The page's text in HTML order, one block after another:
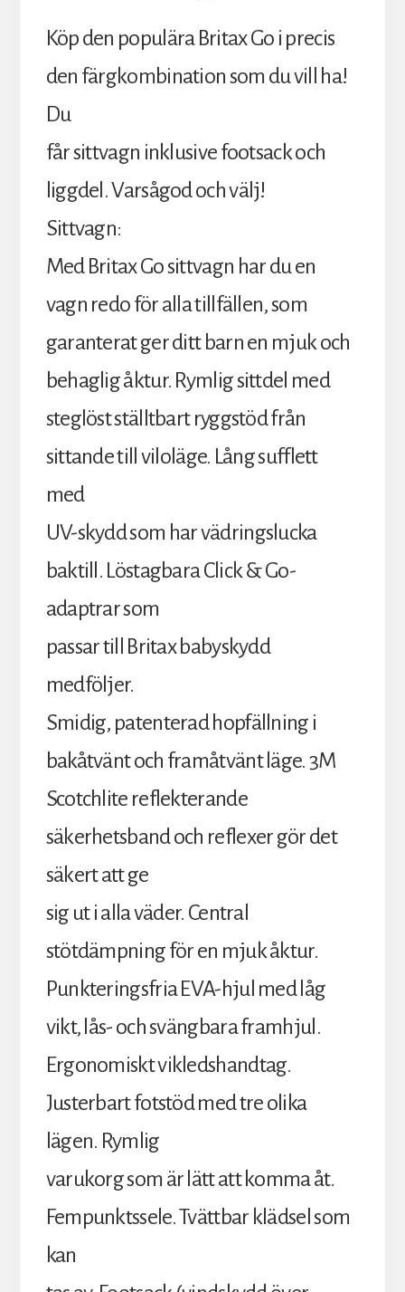
Köp den populära Britax Go i precis
den färgkombination som du vill ha!
Du
får sittvagn inklusive footsack och
liggdel. Varsågod och välj!
Sittvagn:
Med Britax Go sittvagn har du en
vagn redo för alla tillfällen, som
garanterat ger ditt barn en mjuk och
behaglig åktur. Rymlig sittdel med
steglöst ställtbart ryggstöd från
sittande till viloläge. Lång sufflett
med
UV-skydd som har vädringslucka
baktill. Löstagbara Click & Go-
adaptrar som
passar till Britax babyskydd
medföljer.
Smidig, patenterad hopfällning i
bakåtvänt och framåtvänt läge. 3M
Scotchlite reflekterande
säkerhetsband och reflexer gör det
säkert att ge
sig ut i alla väder. Central
stötdämpning för en mjuk åktur.
Punkteringsfria EVA-hjul med låg
vikt, lås- och svängbara framhjul.
Ergonomiskt vikledshandtag.
Justerbart fotstöd med tre olika
lägen. Rymlig
varukorg som är lätt att komma åt.
Fempunktssele. Tvättbar klädsel som
kan